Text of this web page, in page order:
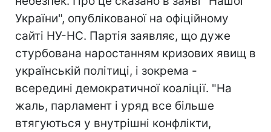
України", опублікованої на офіційному
сайті НУ-НС. Партія заявляє, що дуже
стурбована наростанням кризових явищ в
українській політиці, і зокрема -
всередині демократичної коаліції. "На
жаль, парламент і уряд все більше
втягуються у внутрішні конфлікти,